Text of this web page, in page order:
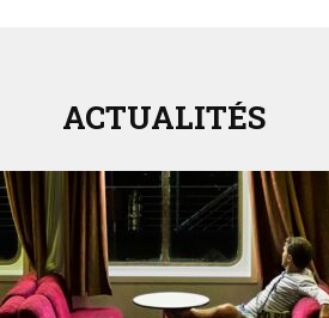
ACTUALITÉS